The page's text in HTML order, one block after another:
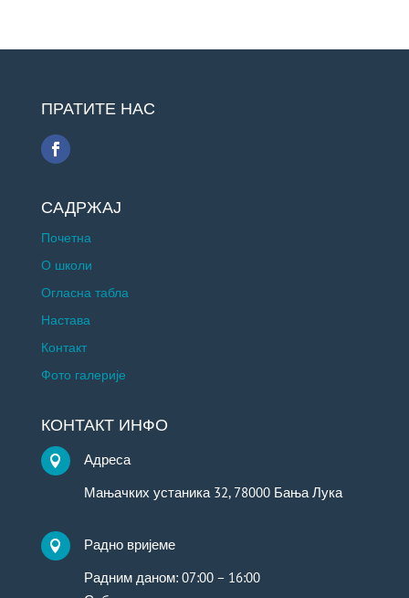
ПРАТИТЕ НАС
САДРЖАЈ
Почетна
О школи
Огласна табла
Настава
Контакт
Фото галерије
КОНТАКТ ИНФО
 Адреса
Мањачких устаника 32, 78000 Бања Лука
 Радно вријеме
Радним даном: 07:00 – 16:00